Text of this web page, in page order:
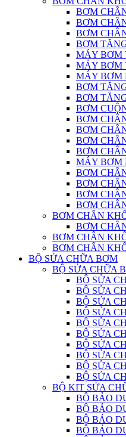
BƠM
BƠM
BƠM
BƠM
MÁY BƠM
MÁY BƠM
MÁY BƠM
BƠM
BƠM
BƠM
BƠM
BƠM
BƠM
BƠM
MÁY BƠM
BƠM
BƠM
BƠM
BƠM
BƠM CHÂN
BƠM
BƠM CHÂN
BƠM CHÂN
BỘ SỬA CHỮA BƠM
BỘ SỬA CHỮA
BỘ SỬA
BỘ SỬA
BỘ SỬA
BỘ SỬA
BỘ SỬA
BỘ SỬA
BỘ SỬA
BỘ SỬA
BỘ SỬA
BỘ SỬA
BỘ KIT SỬA
BỘ BẢO
BỘ BẢO
BỘ BẢO
BỘ BẢO